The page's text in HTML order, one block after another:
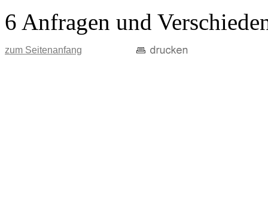
6 Anfragen und
zum Seitenanfang